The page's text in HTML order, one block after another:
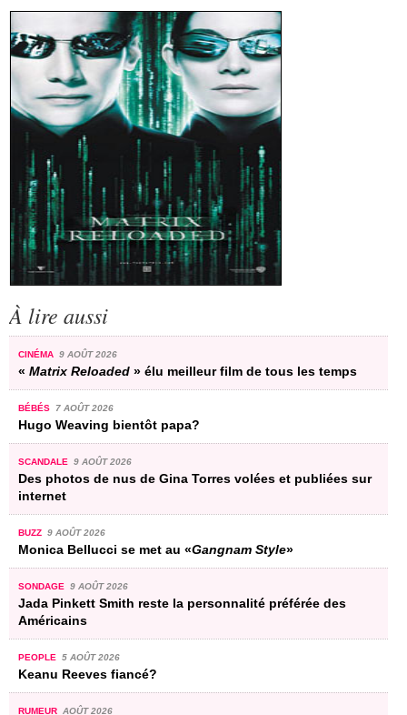
À lire aussi
CINÉMA 9 AOÛT 2026
« Matrix Reloaded » élu meilleur film de tous les temps
BÉBÉS 7 AOÛT 2026
Hugo Weaving bientôt papa?
SCANDALE 9 AOÛT 2026
Des photos de nus de Gina Torres volées et publiées sur
internet
BUZZ 9 AOÛT 2026
Monica Bellucci se met au «Gangnam Style»
SONDAGE 9 AOÛT 2026
Jada Pinkett Smith reste la personnalité préférée des
Américains
PEOPLE 5 AOÛT 2026
Keanu Reeves fiancé?
RUMEUR AOÛT 2026